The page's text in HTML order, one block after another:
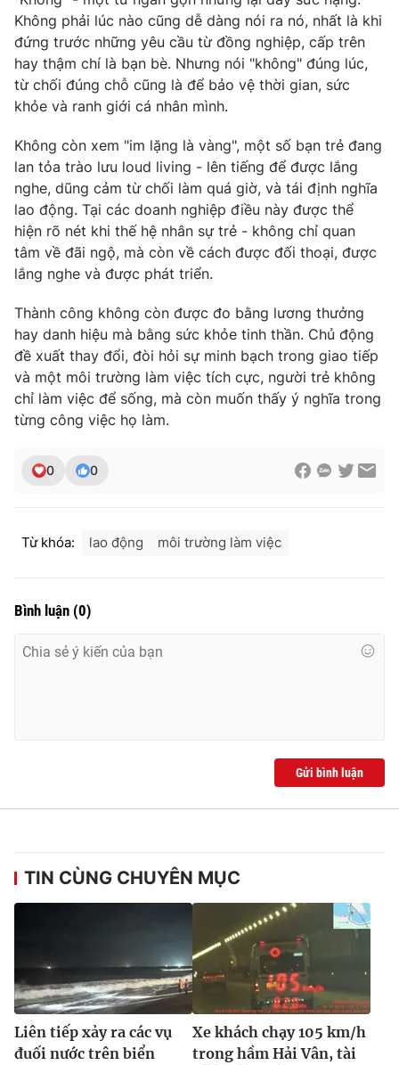
THỜI BÁO VTV
Theo dõi báo trên
Cơ quan chủ quản: Đài Truyền hình Việt Nam
Cơ quan báo chí:
Thời báo VTV
Giấy phép hoạt động báo in và báo điện tử số 483/GP-BTTTT
Tổng Biên tập:Vũ Thanh Thủy
Phó Tổng Biên tập:Nguyễn Thị Mỹ Hạnh, Phạm Quốc Thắng,
Nguyễn Trọng Ninh
Tổng đài VTV:024.38 355 931 - 024.38 355 932
Ðiện thoại Thời báo VTV: 024.66 897 897
Email:
toasoan@vtv.vn
Không phải lúc nào cũng dễ dàng nói ra nó, nhất là khi
đứng trước những yêu cầu từ đồng nghiệp, cấp trên
hay thậm chí là bạn bè. Nhưng nói "không" đúng lúc,
từ chối đúng chỗ cũng là để bảo vệ thời gian, sức
khỏe và ranh giới cá nhân mình.
Không còn xem "im lặng là vàng", một số bạn trẻ đang
lan tỏa trào lưu loud living - lên tiếng để được lắng
nghe, dũng cảm từ chối làm quá giờ, và tái định nghĩa
lao động. Tại các doanh nghiệp điều này được thể
hiện rõ nét khi thế hệ nhân sự trẻ - không chỉ quan
tâm về đãi ngộ, mà còn về cách được đối thoại, được
lắng nghe và được phát triển.
Thành công không còn được đo bằng lương thưởng
hay danh hiệu mà bằng sức khỏe tinh thần. Chủ động
đề xuất thay đổi, đòi hỏi sự minh bạch trong giao tiếp
và một môi trường làm việc tích cực, người trẻ không
chỉ làm việc để sống, mà còn muốn thấy ý nghĩa trong
từng công việc họ làm.
0 0
Từ khóa: lao động môi trường làm việc
Bình luận (0)
Gửi bình luận
TIN CÙNG CHUYÊN MỤC
Liên tiếp xảy ra các vụ
đuối nước trên biển
Xe khách chạy 105 km/h
trong hầm Hải Vân, tài